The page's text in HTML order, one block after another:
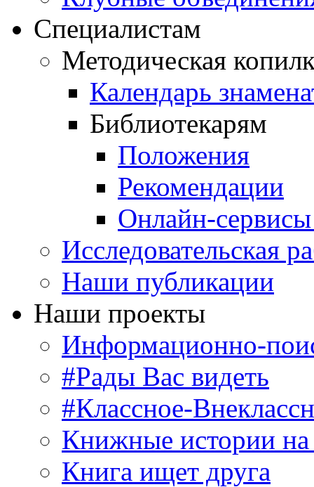
Специалистам
Методическая
Календарь
Библиотекарям
Положения
Рекомендации
Онлайн-сервисы
Исследовательская
Наши публикации
Наши проекты
Информационно-
#Рады Вас видеть
#Классное-
Книжные истории
Книга ищет друга